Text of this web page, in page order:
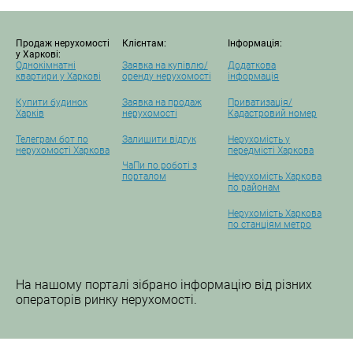
Продаж нерухомості
у Харкові:
Однокімнатні
квартири у Харкові
Купити будинок
Харків
Телеграм бот по
нерухомості Харкова
Клієнтам:
Заявка на купівлю/
оренду нерухомості
Заявка на продаж
нерухомості
Залишити відгук
ЧаПи по роботі з
порталом
Інформація:
Додаткова
інформація
Приватизація/
Кадастровий номер
Нерухомість у
передмісті Харкова
Нерухомість Харкова
по районам
Нерухомість Харкова
по станціям метро
На нашому порталі зібрано інформацію від різних
операторів ринку нерухомості.